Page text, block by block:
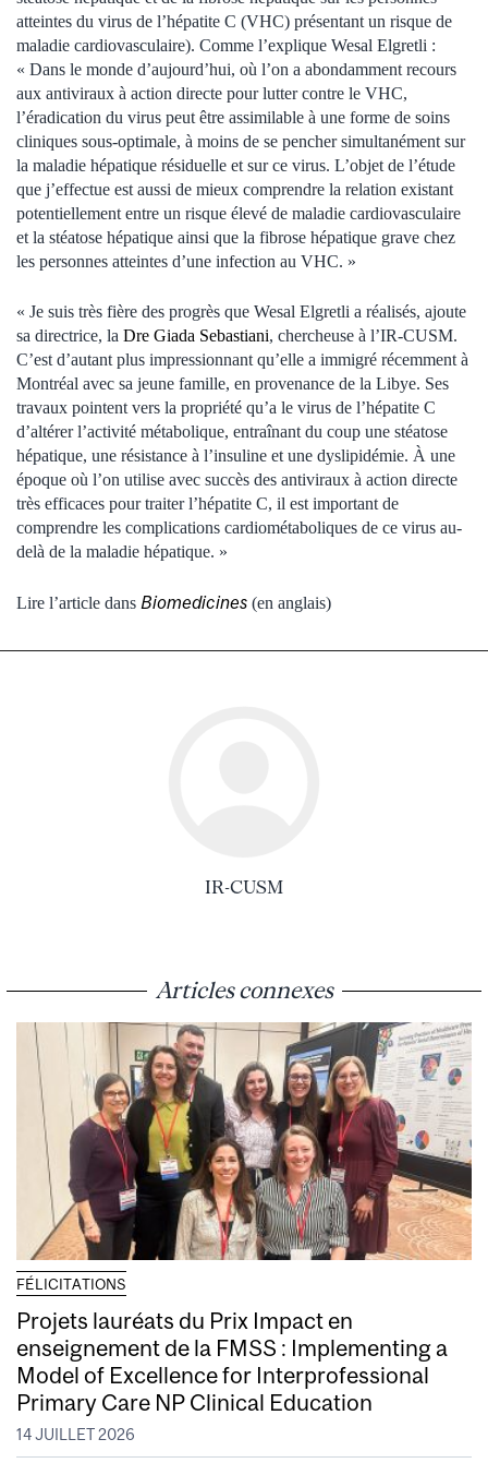
atteintes du virus de l’hépatite C (VHC) présentant un risque de
maladie cardiovasculaire). Comme l’explique Wesal Elgretli :
« Dans le monde d’aujourd’hui, où l’on a abondamment recours
aux antiviraux à action directe pour lutter contre le VHC,
l’éradication du virus peut être assimilable à une forme de soins
cliniques sous-optimale, à moins de se pencher simultanément sur
la maladie hépatique résiduelle et sur ce virus. L’objet de l’étude
que j’effectue est aussi de mieux comprendre la relation existant
potentiellement entre un risque élevé de maladie cardiovasculaire
et la stéatose hépatique ainsi que la fibrose hépatique grave chez
les personnes atteintes d’une infection au VHC. »
« Je suis très fière des progrès que Wesal Elgretli a réalisés, ajoute
sa directrice, la Dre Giada Sebastiani, chercheuse à l’IR-CUSM.
C’est d’autant plus impressionnant qu’elle a immigré récemment à
Montréal avec sa jeune famille, en provenance de la Libye. Ses
travaux pointent vers la propriété qu’a le virus de l’hépatite C
d’altérer l’activité métabolique, entraînant du coup une stéatose
hépatique, une résistance à l’insuline et une dyslipidémie. À une
époque où l’on utilise avec succès des antiviraux à action directe
très efficaces pour traiter l’hépatite C, il est important de
comprendre les complications cardiométaboliques de ce virus au-
delà de la maladie hépatique. »
Lire l’article dans Biomedicines (en anglais)
IR-CUSM
Articles connexes
FÉLICITATIONS
Projets lauréats du Prix Impact en
enseignement de la FMSS : Implementing a
Model of Excellence for Interprofessional
Primary Care NP Clinical Education
14 JUILLET 2026